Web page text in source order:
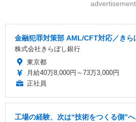
advertisement
金融犯罪対策部 AML/CFT対応／きら
株式会社きらぼし銀行
東京都
月給40万8,000円～73万3,000円
正社員
工場の経験、次は“技術をつくる側”